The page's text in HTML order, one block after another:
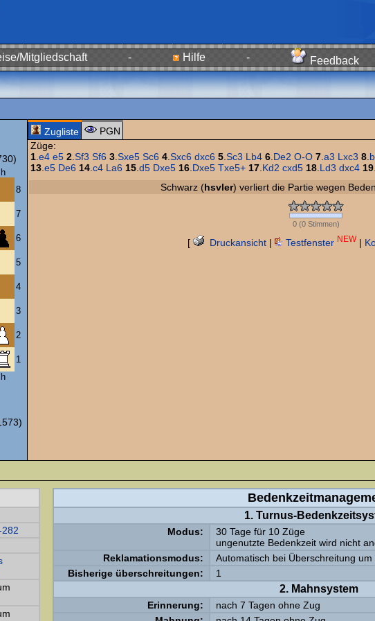
Mitgliedschaft - Hilfe - Feedback
h
8
7
6
5
4
3
2
1
h
Zugliste
PGN
Züge:
1 e4 e5 2 Sf3 Sf6 3 Sxe5 Sc6 4 Sxc6 dxc6 5 Sc3 Lb4 6 De2 O-O 7 a3 Lxc3 8
13 e5 De6 14 c4 La6 15 d5 Dxe5 16 Dxe5 Txe5+ 17 Kd2 cxd5 18 Ld3 dxc4 19
Schwarz (hsvler) verliert die Partie wegen
0(0Stimmen)
[ Druckansicht | Testfenster NEW |
282
1. Turnus-
Modus:
30 Tage für 10 Züge
ungenutzte Bedenkzeit wird nicht
Reklamationsmodus:
Automatisch bei Überschreitung um
Bisherige überschreitungen:
1
2. Mahnsystem
Erinnerung:
nach 7 Tagen ohne Zug